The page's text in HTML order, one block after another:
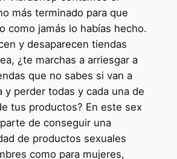
más terminado para que
como jamás lo habías hecho.
y desaparecen tiendas
¿te marchas a arriesgar a
que no sabes si van a
y perder todas y cada una de
tus productos? En este sex
de conseguir una
de productos sexuales
como para mujeres,